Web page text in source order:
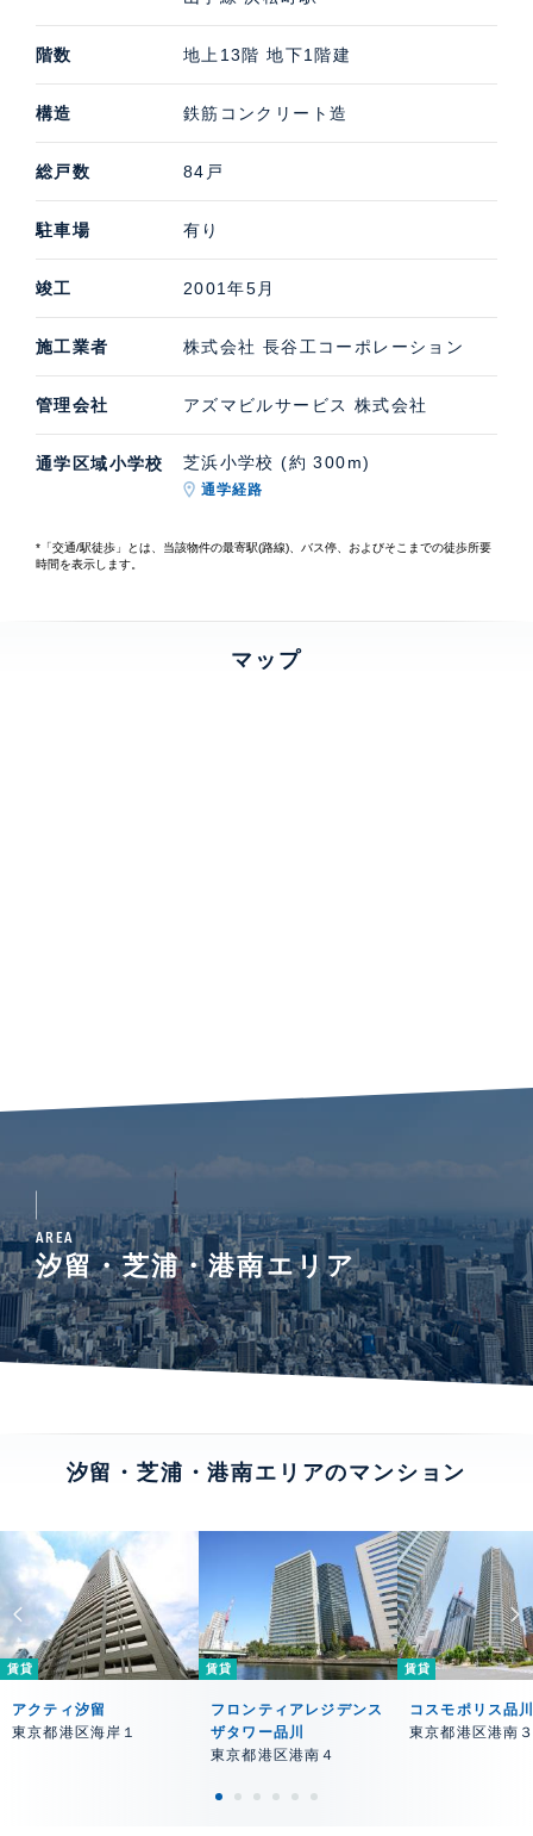
階数 地上13階 地下1階建
構造 鉄筋コンクリート造
総戸数 84戸
駐車場 有り
竣工 2001年5月
施工業者 株式会社 長谷工コーポレーション
管理会社 アズマビルサービス 株式会社
通学区域小学校 芝浜小学校 (約 300m)
通学経路
*「交通/駅徒歩」とは、当該物件の最寄駅(路線)、バス停、およびそこまでの徒歩所要
時間を表示します。
マップ
AREA
汐留・芝浦・港南エリア
汐留・芝浦・港南エリアのマンション
賃貸
アクティ汐留
東京都港区海岸１
賃貸
フロンティアレジデンス
ザタワー品川
東京都港区港南４
賃貸
コスモポリス品
東京都港区港南